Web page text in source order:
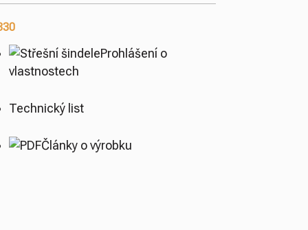
Prohlášení o
vlastnostech
Technický list
Články o výrobku